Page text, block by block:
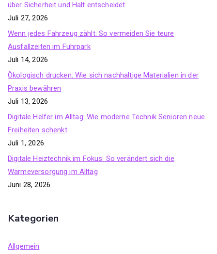
über Sicherheit und Halt entscheidet
Juli 27, 2026
Wenn jedes Fahrzeug zählt: So vermeiden Sie teure
Ausfallzeiten im Fuhrpark
Juli 14, 2026
Ökologisch drucken: Wie sich nachhaltige Materialien in der
Praxis bewähren
Juli 13, 2026
Digitale Helfer im Alltag: Wie moderne Technik Senioren neue
Freiheiten schenkt
Juli 1, 2026
Digitale Heiztechnik im Fokus: So verändert sich die
Wärmeversorgung im Alltag
Juni 28, 2026
Kategorien
Allgemein